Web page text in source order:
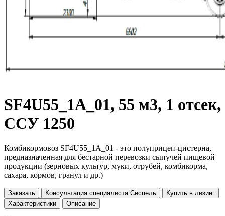
SF4U55_1A_01, 55 м3, 1 отсек,
ССУ 1250
Комбикормовоз SF4U55_1А_01 - это полуприцеп-цистерна,
предназначенная для бестарной перевозки сыпучей пищевой
продукции (зерновых культур, муки, отрубей, комбикорма,
сахара, кормов, гранул и др.)
Заказать Консультация специалиста Сеспель
Купить в лизинг
Характеристики
Описание